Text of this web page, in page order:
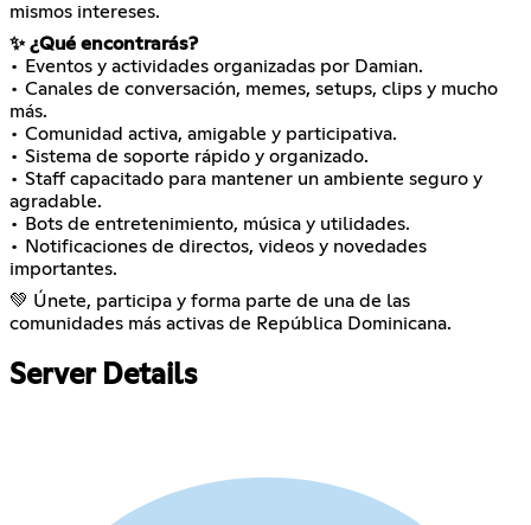
mismos intereses.
✨ ¿Qué encontrarás?
• Eventos y actividades organizadas por Damian.
• Canales de conversación, memes, setups, clips y mucho
más.
• Comunidad activa, amigable y participativa.
• Sistema de soporte rápido y organizado.
• Staff capacitado para mantener un ambiente seguro y
agradable.
• Bots de entretenimiento, música y utilidades.
• Notificaciones de directos, videos y novedades
importantes.
💚 Únete, participa y forma parte de una de las
comunidades más activas de República Dominicana.
Server Details